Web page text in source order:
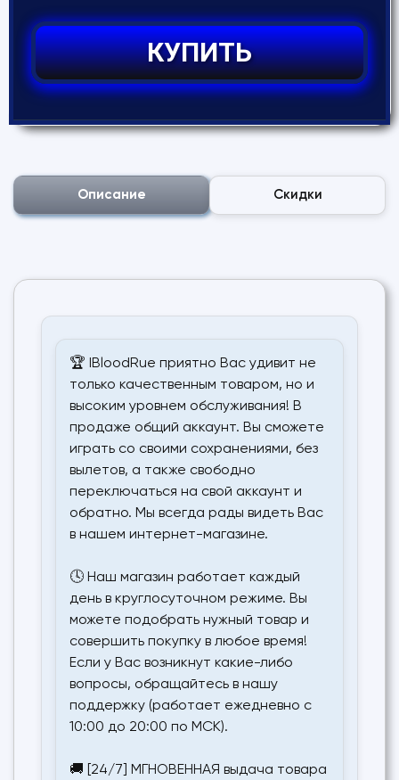
КУПИТЬ
Описание Скидки
🏆 IBloodRue приятно Вас удивит не
только качественным товаром, но и
высоким уровнем обслуживания! В
продаже общий аккаунт. Вы сможете
играть со своими сохранениями, без
вылетов, а также свободно
переключаться на свой аккаунт и
обратно. Мы всегда рады видеть Вас
в нашем интернет-магазине.
🕓 Наш магазин работает каждый
день в круглосуточном режиме. Вы
можете подобрать нужный товар и
совершить покупку в любое время!
Если у Вас возникнут какие-либо
вопросы, обращайтесь в нашу
поддержку (работает ежедневно с
10:00 до 20:00 по МСК).
🚚 [24/7] МГНОВЕННАЯ выдача товара